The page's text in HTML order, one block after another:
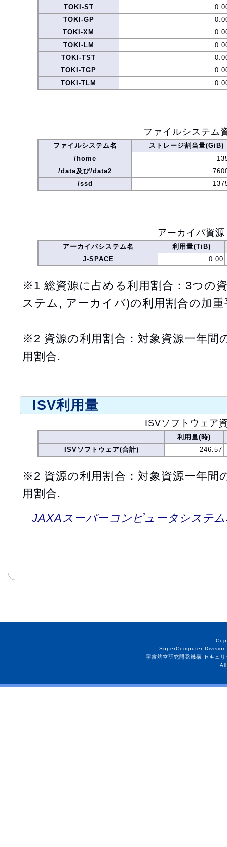
TOKI-ST
TOKI-GP
TOKI-XM
TOKI-LM
TOKI-TST
TOKI-TGP
TOKI-TLM
ファイルシステム
ファイルシステム名
ストレージ割当量(GiB)
/home
/data及び/data2
/ssd
アーカイバ資源
アーカイバシステム名
利用量(TiB)
J-SPACE
0.00
※1 総資源に占める利用割合：3つの
ステム, アーカイバ)の利用割合の加重
※2 資源の利用割合：対象資源一年間
用割合.
ISV利用量
ISVソフトウェア
利用量(時)
ISVソフトウェア(合計)
246.57
※2 資源の利用割合：対象資源一年間
用割合.
JAXAスーパーコンピュータシステ
SuperComputer
宇宙航空研究開発機構 セキュ